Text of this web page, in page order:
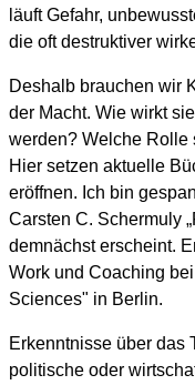
läuft Gefahr,
die oft destruktiver
Deshalb brauchen wir
der Macht. Wie wirkt
werden? Welche Rolle
Hier setzen aktuelle
eröffnen. Ich bin
Carsten C. Schermuly
demnächst erscheint.
Work und Coaching
Sciences" in Berlin.
Erkenntnisse über das
politische oder